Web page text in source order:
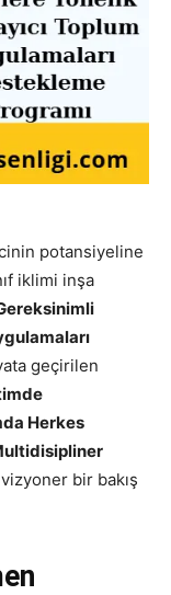
potansiyeline
iklimi inşa
geçirilen
Herkes
bir bakış